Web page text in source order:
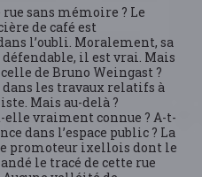
sans mémoire ? Le
de café est
l’oubli. Moralement, sa
il est vrai. Mais
de Bruno Weingast ?
dans les travaux relatifs à
Mais au-delà ?
elle vraiment connue ? A-t-
dans l’espace public ? La
promoteur ixellois dont le
le tracé de cette rue